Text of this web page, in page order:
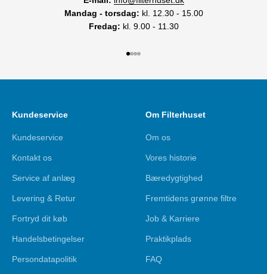
Mandag - torsdag: kl. 12.30 - 15.00
Fredag: kl. 9.00 - 11.30
Kundeservice
Kundeservice
Kontakt os
Service af anlæg
Levering & Retur
Fortryd dit køb
Handelsbetingelser
Persondatapolitik
Om Filterhuset
Om os
Vores historie
Bæredygtighed
Fremtidens grønne filtre
Job & Karriere
Praktikplads
FAQ